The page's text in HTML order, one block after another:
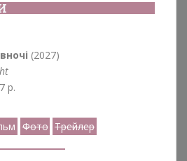
(2027)
р.
Фото Трейлер